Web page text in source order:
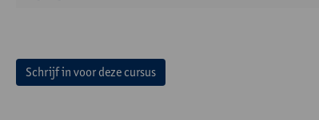
Schrijf in voor deze cursus